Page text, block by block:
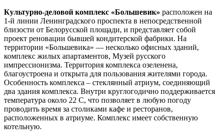
Культурно-деловой комплекс «Большевик» расположен на
1-й линии Ленинградского проспекта в непосредственной
близости от Белорусской площади, и представляет собой
проект реновации бывшей кондитерской фабрики. На
территории «Большевика» — несколько офисных зданий,
комплекс жилых апартаментов, Музей русского
импрессионизма. Территория комплекса озеленена,
благоустроена и открыта для пользования жителями города.
Особенность комплекса – стеклянный атриум, соединяющий
два здания комплекса. Внутри круглогодично поддерживается
температура около 22 C, что позволяет в любую погоду
проводить время за столиками кафе и ресторанов,
расположенных в атриуме. Комплекс имеет собственную
котельную.